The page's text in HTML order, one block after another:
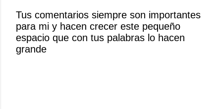
u
n
c
o
Tus comentarios siempre son importantes
para mi y hacen crecer este pequeño
espacio que con tus palabras lo hacen
grande